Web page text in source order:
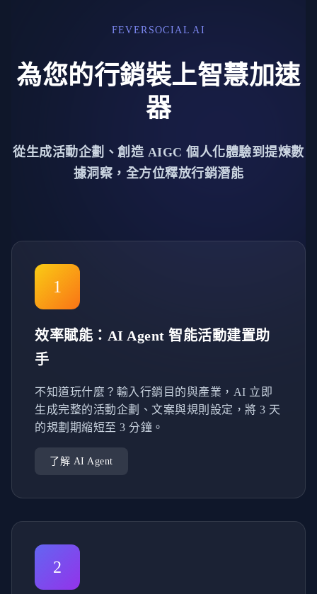
FEVERSOCIAL AI
為您的行銷裝上智慧加速
器
從生成活動企劃、創造 AIGC 個人化體驗到提煉數
據洞察，全方位釋放行銷潛能
1
效率賦能：AI Agent 智能活動建置助
手
不知道玩什麼？輸入行銷目的與產業，AI 立即
生成完整的活動企劃、文案與規則設定，將 3 天
的規劃期縮短至 3 分鐘。
了解 AI Agent
2